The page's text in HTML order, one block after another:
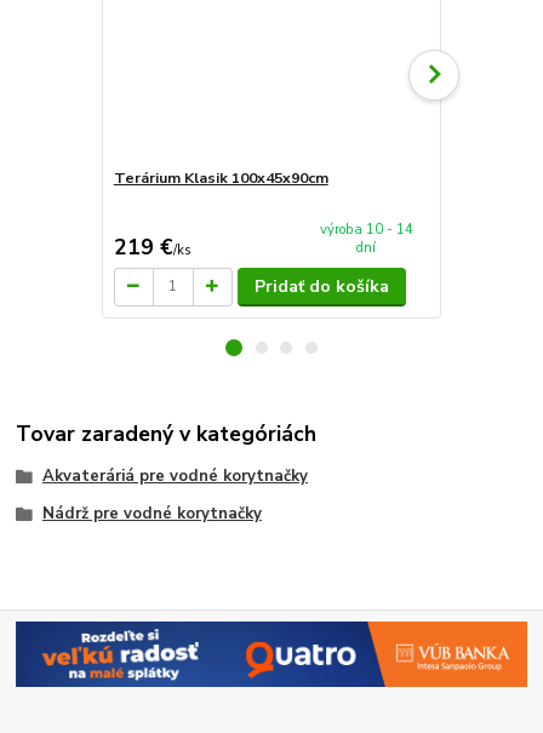
Terárium Klasik 100x45x90cm
219 €/ks
výroba 10 - 14
dní
Pridať do košíka
Tovar zaradený v kategóriách
Akvateráriá pre vodné korytnačky
Nádrž pre vodné korytnačky